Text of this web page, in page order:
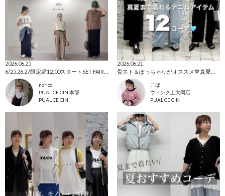
2026.06.25
norico
PUAL CE CIN 本部
PUAL CE CIN
2026.06.21
こば
ウィング上大岡店
PUAL CE CIN